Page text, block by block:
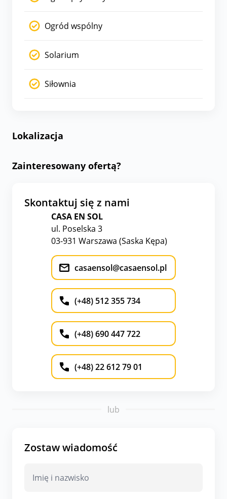
Ogród wspólny
Solarium
Siłownia
Lokalizacja
Zainteresowany ofertą?
Skontaktuj się z nami
CASA EN SOL
ul. Poselska 3
03-931 Warszawa (Saska Kępa)
casaensol@casaensol.pl
(+48) 512 355 734
(+48) 690 447 722
(+48) 22 612 79 01
lub
Zostaw wiadomość